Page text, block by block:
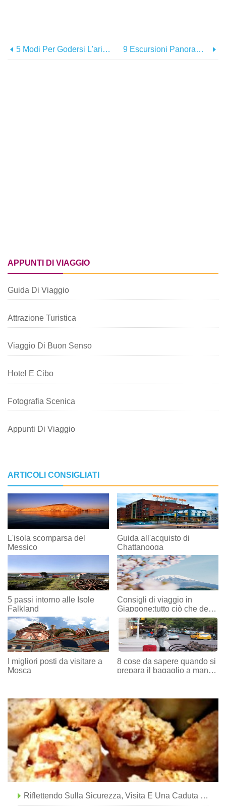
5 Modi Per Godersi L'aria Aperta A Greater Palm Springs 9 Escursioni Panoramiche E Semplici A Greater Palm Springs
APPUNTI DI VIAGGIO
Guida Di Viaggio
Attrazione Turistica
Viaggio Di Buon Senso
Hotel E Cibo
Fotografia Scenica
Appunti Di Viaggio
ARTICOLI CONSIGLIATI
L'isola scomparsa del
Messico
Guida all'acquisto di
Chattanooga
5 passi intorno alle Isole
Falkland
Consigli di viaggio in
Giappone:tutto ciò che devi
sapere
I migliori posti da visitare a
Mosca
8 cose da sapere quando si
prepara il bagaglio a mano
Riflettendo Sulla Sicurezza, Visita E Una Caduta Senza Calcio